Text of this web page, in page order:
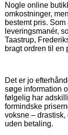
Nogle online
omkostninger,
bestemt pris.
leveringsmanér,
Taastrup,
bragt ordren til en
Det er jo
søge information
følgelig har
formindske
voksne –
uden betaling.